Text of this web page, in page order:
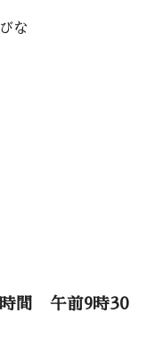
な
間 午前9時30